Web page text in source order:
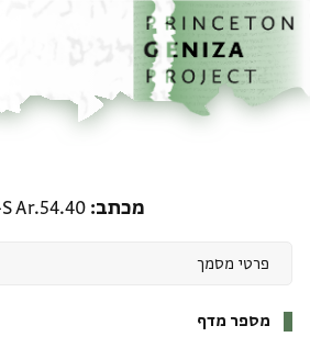
לתוכןהבית
מכתב Ar.54.40
מספר מדף